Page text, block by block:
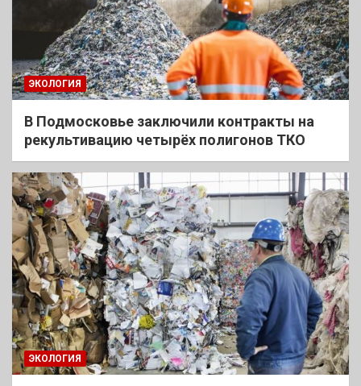
ЭКОЛОГИЯ
В Подмосковье заключили контракты на
рекультивацию четырёх полигонов ТКО
ЭКОЛОГИЯ